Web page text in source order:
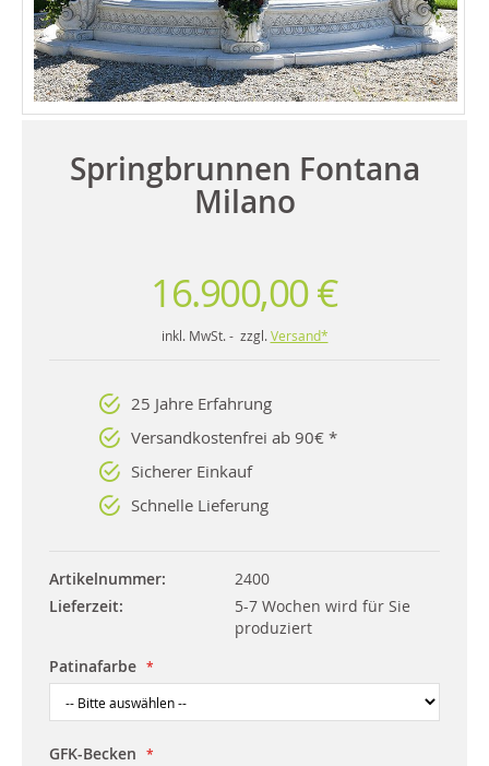
Springbrunnen Fontana
Milano
16.900,00 €
inkl. MwSt. - zzgl. Versand*
25 Jahre Erfahrung
Versandkostenfrei ab 90€ *
Sicherer Einkauf
Schnelle Lieferung
Artikelnummer
2400
Lieferzeit
5-7 Wochen wird für Sie
produziert
Patinafarbe
GFK-Becken